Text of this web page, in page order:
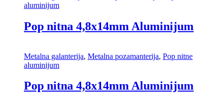
aluminijum
Pop nitna 4,8x14mm Aluminijum
Metalna galanterija, Metalna pozamanterija, Pop nitne
aluminijum
Pop nitna 4,8x14mm Aluminijum